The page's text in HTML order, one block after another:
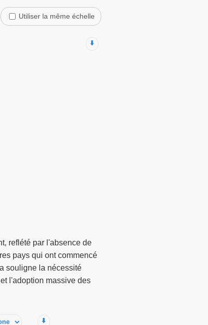
Utiliser la même échelle
⬇️
reflété par l'absence de
pays qui ont commencé
souligne la nécessité
l'adoption massive des
⬇️